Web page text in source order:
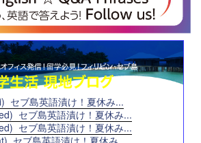
セブ島英語漬け！夏休み...
セブ島英語漬け！夏休み...
セブ島英語漬け！夏休み...
セブ島英語漬け！夏休み...